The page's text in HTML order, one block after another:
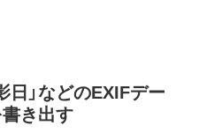
」などのEXIFデー
き出す